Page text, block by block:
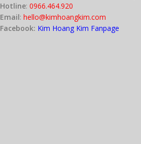
Hotline: 0966.464.920
Email: hello@kimhoangkim.com
Facebook: Kim Hoang Kim Fanpage